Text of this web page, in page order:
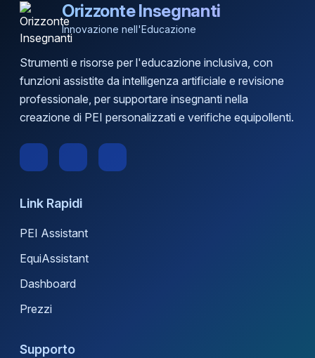
Orizzonte Insegnanti
Innovazione nell'Educazione
Strumenti e risorse per l'educazione inclusiva, con
funzioni assistite da intelligenza artificiale e revisione
professionale, per supportare insegnanti nella
creazione di PEI personalizzati e verifiche equipollenti.
Link Rapidi
PEI Assistant
EquiAssistant
Dashboard
Prezzi
Supporto